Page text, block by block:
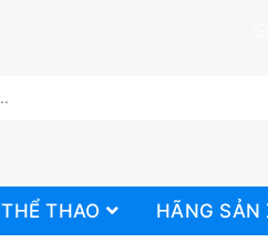
THAO HÃNG SẢN